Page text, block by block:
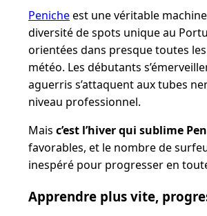
Penicheest une véritable
diversité de spots unique au
orientées dans presque toutes
météo. Les débutants
aguerris s’attaquent aux tubes
niveau professionnel.
Mais c’est l’hiver qui sublime
favorables, et le nombre de
inespéré pour progresser en
Apprendre plus vite,